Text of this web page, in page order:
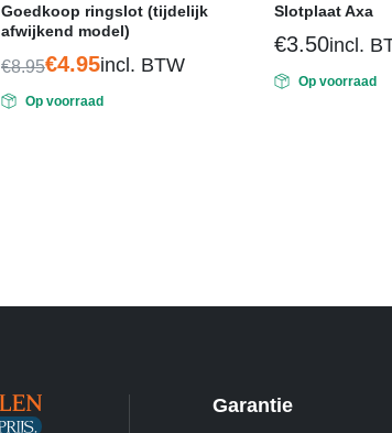
Goedkoop ringslot (tijdelijk
afwijkend model)
€8.95
Oorspronkelijke
prijs
€4.95
Huidige
prijs
incl. BTW
Op voorraad
Slotplaat Axa
€3.50incl.
Op voorraad
Garantie